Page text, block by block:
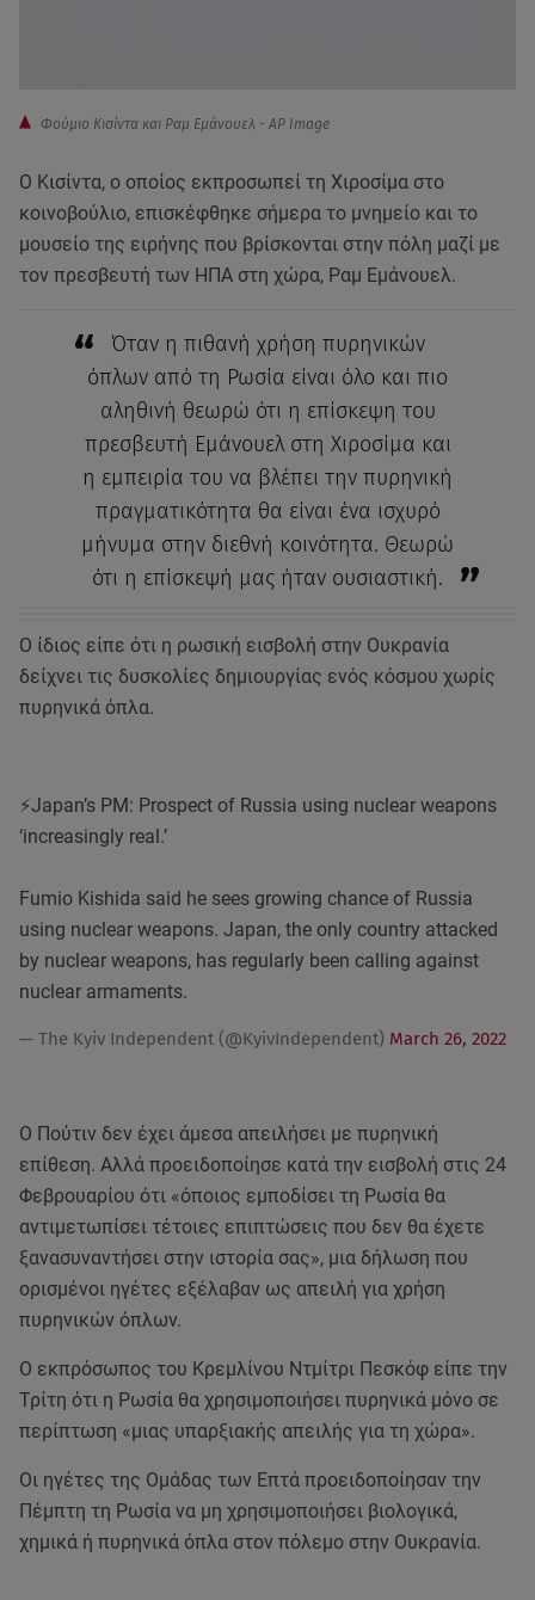
Φούμιο Κισίντα και Ραμ Εμάνουελ - AP Image
Ο Κισίντα, ο οποίος εκπροσωπεί τη Χιροσίμα στο
κοινοβούλιο, επισκέφθηκε σήμερα το μνημείο και το
μουσείο της ειρήνης που βρίσκονται στην πόλη μαζί με
τον πρεσβευτή των ΗΠΑ στη χώρα, Ραμ Εμάνουελ.
Όταν η πιθανή χρήση πυρηνικών
όπλων από τη Ρωσία είναι όλο και πιο
αληθινή θεωρώ ότι η επίσκεψη του
πρεσβευτή Εμάνουελ στη Χιροσίμα και
η εμπειρία του να βλέπει την πυρηνική
πραγματικότητα θα είναι ένα ισχυρό
μήνυμα στην διεθνή κοινότητα. Θεωρώ
ότι η επίσκεψή μας ήταν ουσιαστική.
Ο ίδιος είπε ότι η ρωσική εισβολή στην Ουκρανία
δείχνει τις δυσκολίες δημιουργίας ενός κόσμου χωρίς
πυρηνικά όπλα.
⚡️Japan’s PM: Prospect of Russia using nuclear weapons
‘increasingly real.’
Fumio Kishida said he sees growing chance of Russia
using nuclear weapons. Japan, the only country attacked
by nuclear weapons, has regularly been calling against
nuclear armaments.
— The Kyiv Independent (@KyivIndependent) March 26, 2022
Ο Πούτιν δεν έχει άμεσα απειλήσει με πυρηνική
επίθεση. Αλλά προειδοποίησε κατά την εισβολή στις 24
Φεβρουαρίου ότι «όποιος εμποδίσει τη Ρωσία θα
αντιμετωπίσει τέτοιες επιπτώσεις που δεν θα έχετε
ξανασυναντήσει στην ιστορία σας», μια δήλωση που
ορισμένοι ηγέτες εξέλαβαν ως απειλή για χρήση
πυρηνικών όπλων.
Ο εκπρόσωπος του Κρεμλίνου Ντμίτρι Πεσκόφ είπε την
Τρίτη ότι η Ρωσία θα χρησιμοποιήσει πυρηνικά μόνο σε
περίπτωση «μιας υπαρξιακής απειλής για τη χώρα».
Οι ηγέτες της Ομάδας των Επτά προειδοποίησαν την
Πέμπτη τη Ρωσία να μη χρησιμοποιήσει βιολογικά,
χημικά ή πυρηνικά όπλα στον πόλεμο στην Ουκρανία.